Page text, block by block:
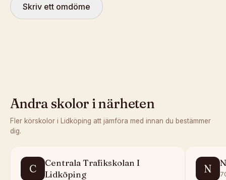
Skriv ett omdöme
Andra skolor i närheten
Fler körskolor i Lidköping att jämföra med innan du bestämmer
dig.
C
Centrala Trafikskolan I
Lidköping
N